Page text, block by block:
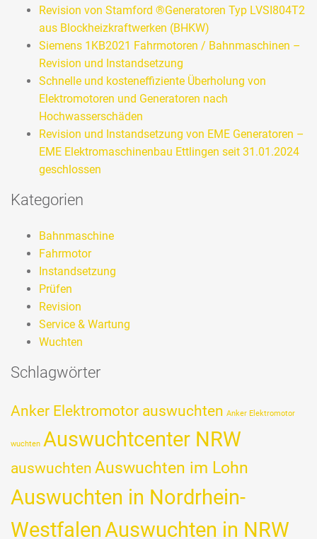
Revision von Stamford ®Generatoren Typ LVSI804T2
aus Blockheizkraftwerken (BHKW)
Siemens 1KB2021 Fahrmotoren / Bahnmaschinen –
Revision und Instandsetzung
Schnelle und kosteneffiziente Überholung von
Elektromotoren und Generatoren nach
Hochwasserschäden
Revision und Instandsetzung von EME Generatoren –
EME Elektromaschinenbau Ettlingen seit 31.01.2024
geschlossen
Kategorien
Bahnmaschine
Fahrmotor
Instandsetzung
Prüfen
Revision
Service & Wartung
Wuchten
Schlagwörter
Anker Elektromotor auswuchten Anker Elektromotor
wuchten Auswuchtcenter NRW
auswuchten Auswuchten im Lohn
Auswuchten in Nordrhein-
WestfalenAuswuchten in NRW